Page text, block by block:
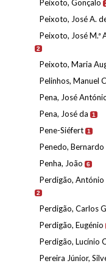
Peixoto, Gonçalo
Peixoto, José A.
Peixoto, José M.ª
2
Peixoto, Maria
Pelinhos, Manuel
Pena, José
Pena, José da 1
Pene-Siéfert 1
Penedo, Bernardo
Penha, João 6
Perdigão, António
2
Perdigão, Carlos
Perdigão, Eugénio
Perdigão, Lucínio
Pereira Júnior,